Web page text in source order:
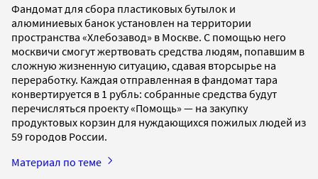
Фандомат для сбора пластиковых бутылок и
алюминиевых банок установлен на территории
пространства «Хлебозавод» в Москве. С помощью него
москвичи смогут жертвовать средства людям, попавшим в
сложную жизненную ситуацию, сдавая вторсырье на
переработку. Каждая отправленная в фандомат тара
конвертируется в 1 рубль: собранные средства будут
перечисляться проекту «Помощь» — на закупку
продуктовых корзин для нуждающихся пожилых людей из
59 городов России.
Материал по теме